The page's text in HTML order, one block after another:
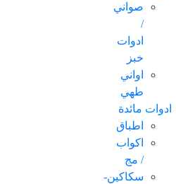
صواني
ادوات
خبز
اواني
طهي
مائدة
اطباق
اكواب
/ مج
سكاكین-